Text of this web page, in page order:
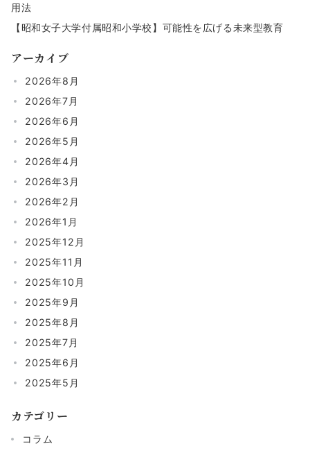
用法
【昭和女子大学付属昭和小学校】可能性を広げる未来型教育
アーカイブ
2026年8月
2026年7月
2026年6月
2026年5月
2026年4月
2026年3月
2026年2月
2026年1月
2025年12月
2025年11月
2025年10月
2025年9月
2025年8月
2025年7月
2025年6月
2025年5月
カテゴリー
コラム